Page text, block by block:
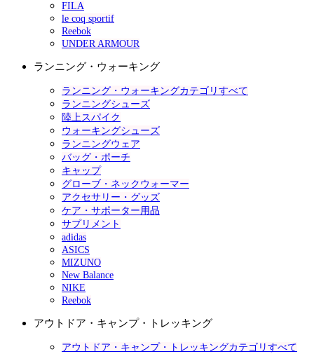
FILA
le coq sportif
Reebok
UNDER ARMOUR
ランニング・ウォーキング
ランニング・ウォーキングカテゴリすべて
ランニングシューズ
陸上スパイク
ウォーキングシューズ
ランニングウェア
バッグ・ポーチ
キャップ
グローブ・ネックウォーマー
アクセサリー・グッズ
ケア・サポーター用品
サプリメント
adidas
ASICS
MIZUNO
New Balance
NIKE
Reebok
アウトドア・キャンプ・トレッキング
アウトドア・キャンプ・トレッキングカテゴリすべて